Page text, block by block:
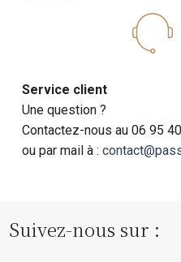
Service client
Une question ?
Contactez-nous au 06 95
ou par mail à :
Suivez-nous sur :